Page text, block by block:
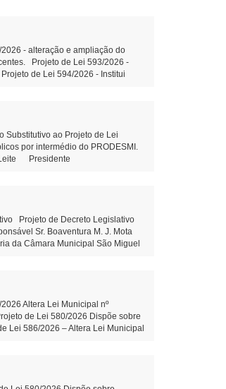
- alteração e ampliação do
Projeto de Lei 593/2026 -
de Lei 594/2026 - Institui
Tramitação Legal Objetivo:
Tramitação Legal Objetivo: Dispõe
o prazo para conclusão dos
de Lei 592/2026 - Altera piso
gerais - leitura Indicação
Autor: Vereador Evandro Ghellere
Severiano
Substitutivo ao Projeto de Lei
por intermédio do PRODESMI.
Leite Presidente
Projeto de Decreto Legislativo
Sr. Boaventura M. J. Mota
da Câmara Municipal São Miguel
Altera Lei Municipal nº
de Lei 580/2026 Dispõe sobre
Lei 586/2026 – Altera Lei Municipal
MUNICIPAL Projeto de Lei
e execução de Limpeza no leito e